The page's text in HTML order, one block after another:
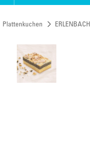
Eis
Brot,
Plattenkuchen